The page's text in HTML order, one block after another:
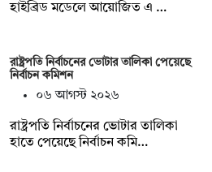
হাইব্রিড মডেলে আয়োজিত এ …
রাষ্ট্রপতি নির্বাচনের ভোটার তালিকা পেয়েছে
নির্বাচন কমিশন
০৬ আগস্ট ২০২৬
রাষ্ট্রপতি নির্বাচনের ভোটার তালিকা
হাতে পেয়েছে নির্বাচন কমি…